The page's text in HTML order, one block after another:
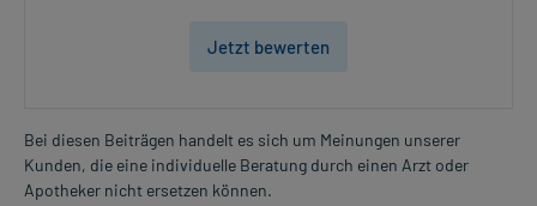
Jetzt bewerten
Bei diesen Beiträgen handelt es sich um Meinungen unserer
Kunden, die eine individuelle Beratung durch einen Arzt oder
Apotheker nicht ersetzen können.